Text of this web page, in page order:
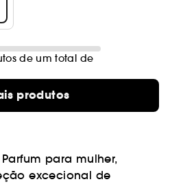
de um total de
produtos
para mulher,
excecional de